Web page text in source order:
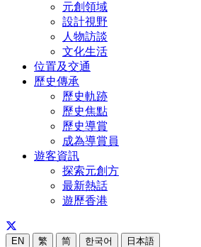
元創領域
設計視野
人物訪談
文化生活
位置及交通
歷史傳承
歷史軌跡
歷史焦點
歷史導賞
成為導賞員
遊客資訊
探索元創方
最新熱話
遊歷香港
EN 繁 简 한국어 日本語